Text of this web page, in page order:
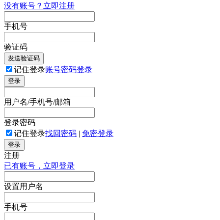
没有账号？立即注册
手机号
验证码
发送验证码
记住登录账号密码登录
登录
用户名/手机号/邮箱
登录密码
记住登录找回密码 | 免密登录
登录
注册
已有账号，立即登录
设置用户名
手机号